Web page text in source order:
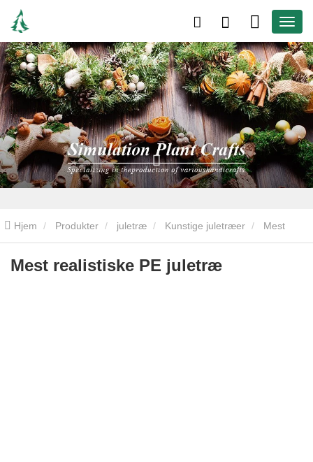
Hjem Produkter juletræ Kunstige juletræer
realistiske PE juletræ
Mest realistiske PE juletræ